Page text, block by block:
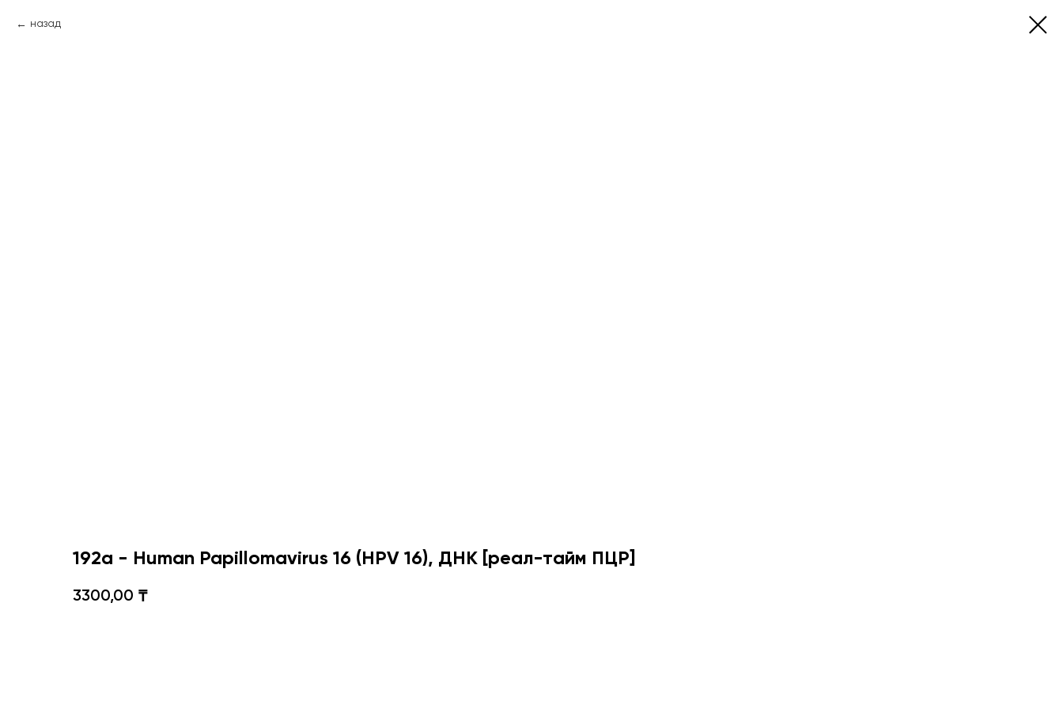
назад
192а - Human Papillomavirus 16 (HPV 16), ДНК [реал-тайм ПЦР]
3300,00 ₸